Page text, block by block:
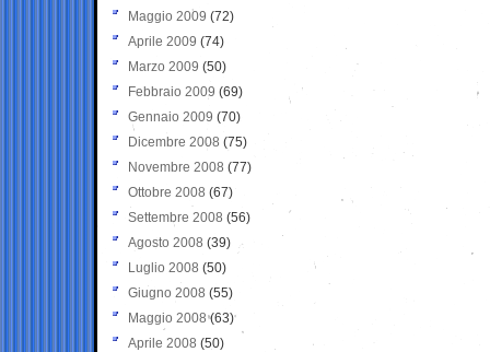
Maggio 2009 (72)
Aprile 2009 (74)
Marzo 2009 (50)
Febbraio 2009 (69)
Gennaio 2009 (70)
Dicembre 2008 (75)
Novembre 2008 (77)
Ottobre 2008 (67)
Settembre 2008 (56)
Agosto 2008 (39)
Luglio 2008 (50)
Giugno 2008 (55)
Maggio 2008(63)
Aprile 2008 (50)